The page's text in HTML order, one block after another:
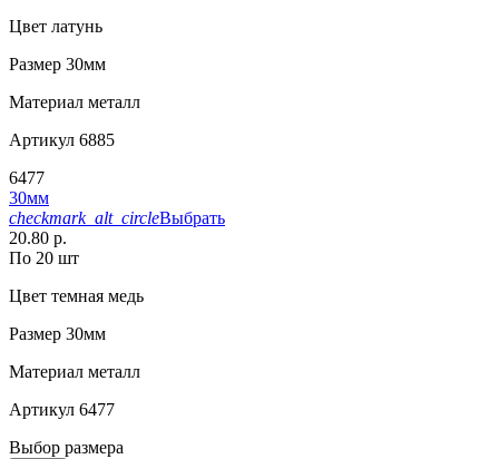
Цвет латунь
Размер 30мм
Материал металл
Артикул 6885
6477
30мм
checkmark_alt_circleВыбрать
20.80 р.
По 20 шт
Цвет темная медь
Размер 30мм
Материал металл
Артикул 6477
Выбор размера